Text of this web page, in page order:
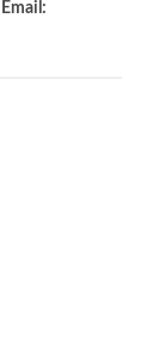
Email :